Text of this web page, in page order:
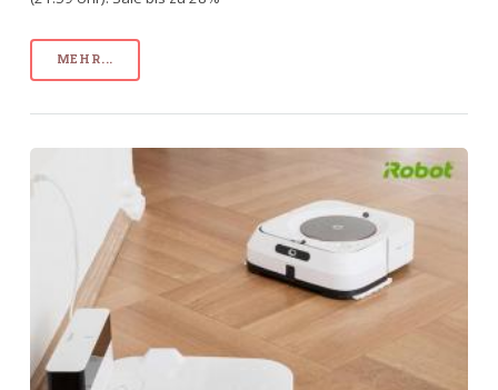
MEHR...